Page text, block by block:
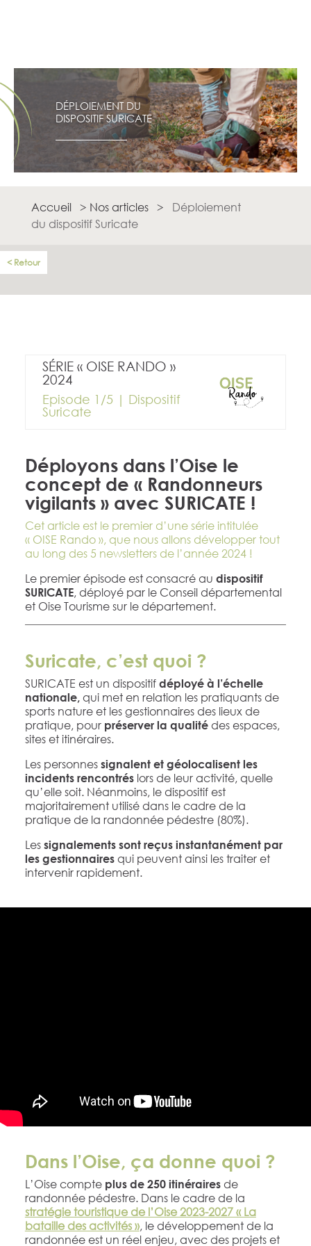
DÉPLOIEMENT DU
DISPOSITIF SURICATE
Accueil > Nos articles >
Déploiement
du dispositif Suricate
Retour
SÉRIE « OISE RANDO »
2024
Episode 1/5 | Dispositif
Suricate
Déployons dans l’Oise le
concept de « Randonneurs
vigilants » avec SURICATE !
Cet article est le premier d’une série intitulée
« OISE Rando », que nous allons développer tout
au long des 5 newsletters de l’année 2024 !
Le premier épisode est consacré au dispositif
SURICATE, déployé par le Conseil départemental
et Oise Tourisme sur le département.
Suricate, c’est quoi ?
SURICATE est un dispositif déployé à l’échelle
nationale,qui met en relation les pratiquants de
sports nature et les gestionnaires des lieux de
pratique, pour préserver la qualitédes espaces,
sites et itinéraires.
Les personnes signalent et géolocalisent les
incidents rencontréslors de leur activité, quelle
qu’elle soit. Néanmoins, le dispositif est
majoritairement utilisé dans le cadre de la
pratique de la randonnée pédestre (80%).
Les signalements sont reçus instantanément par
les gestionnairesqui peuvent ainsi les traiter et
intervenir rapidement.
Dans l’Oise, ça donne quoi ?
L’Oise compte plus de 250 itinérairesde
randonnée pédestre. Dans le cadre de la
stratégie touristique de l’Oise 2023-2027 « La
bataille des activités », le développement de la
randonnée est un réel enjeu, avec des projets et